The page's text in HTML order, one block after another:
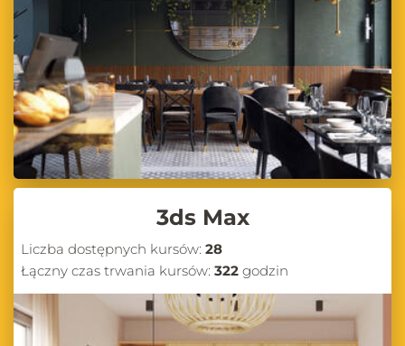
3ds Max
Liczba dostępnych kursów: 28
Łączny czas trwania kursów: 322 godzin